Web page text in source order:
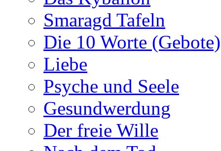
Smaragd Tafeln
Die 10 Worte (Gebote)
Liebe
Psyche und Seele
Gesundwerdung
Der freie Wille